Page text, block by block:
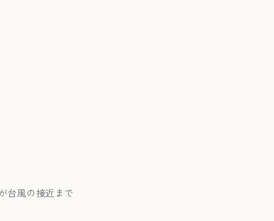
台風の接近まで